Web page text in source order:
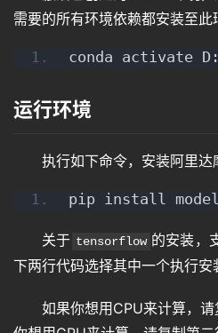
答
费
A
需要的所有环境依赖都安装至此
conda activate
运行环境
执行如下命令，安装阿里达
pip install
关于 tensorflow 的安装，
下两行代码选择其中一个执行安
如果你想用CPU来计算，